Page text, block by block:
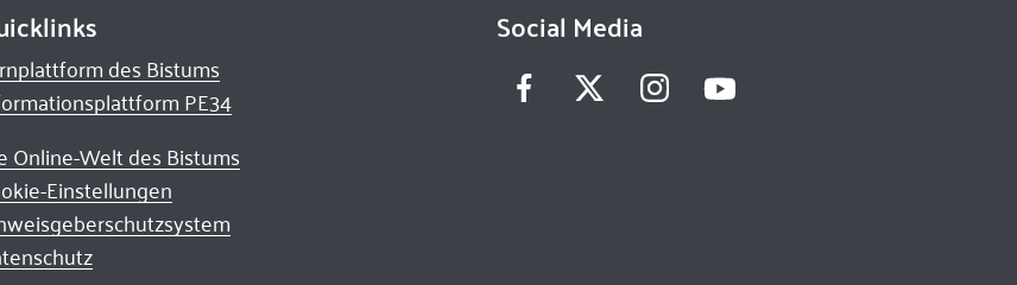
des Bistums
PE34
Online-Welt des Bistums
Einstellungen
Social Media